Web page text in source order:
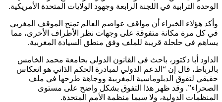
الوحدة الترابية في اللجنة الرابعة وجهود الولايات المتحدة الأمريكية.
وأكد هؤلاء الخبراء أن مواقف عواصم العالم تمنح الموقف المغربي
في كل مرة مكانة متفوقة على وجهات نظر الأطراف الأخرى، مما
يساهم في حلحلة قريبة للملف وفق منطق السيادة المغربية.
الداود أبا دكتور، باحث في القانون الدولي بجامعة محمد الخامس
بالرباط، قال إن “الدعم الدولي لمبادرة الحكم الذاتي هو انعكاس
حقيقي لتفوق الدبلوماسية المغربية ووجاهة طرحها في ملف
الصحراء”. وقد ظهر هذا التفوق بشكل واضح على مستوى
المنظمات الدولية، ولا سيما منظمة الأمم المتحدة.